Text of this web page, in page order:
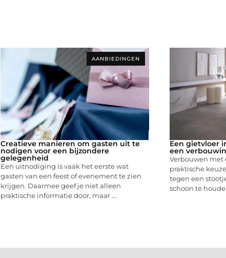
AANBIEDINGEN
Creatieve manieren om gasten uit te
nodigen voor een bijzondere
gelegenheid
Een uitnodiging is vaak het eerste wat
gasten van een feest of evenement te zien
krijgen. Daarmee geef je niet alleen
praktische informatie door, maar ...
Een gietvloer
een
Verbouwen met
praktische
tegen een
schoon te